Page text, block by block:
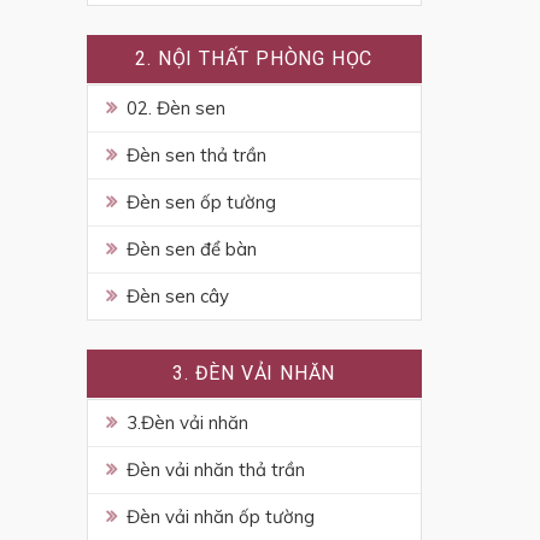
2. NỘI THẤT PHÒNG HỌC
02. Đèn sen
Đèn sen thả trần
Đèn sen ốp tường
Đèn sen để bàn
Đèn sen cây
3. ĐÈN VẢI NHĂN
3.Đèn vải nhăn
Đèn vải nhăn thả trần
Đèn vải nhăn ốp tường